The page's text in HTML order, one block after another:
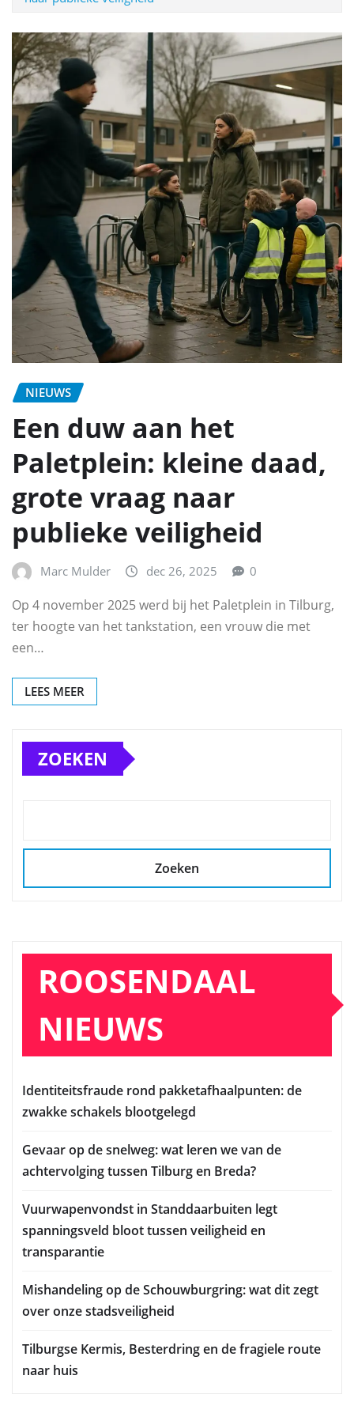
NIEUWS
Een duw aan het
Paletplein: kleine daad,
grote vraag naar
publieke veiligheid
Marc Mulder dec 26, 2025 0
Op 4 november 2025 werd bij het Paletplein in Tilburg,
ter hoogte van het tankstation, een vrouw die met
een…
LEES MEER
ZOEKEN
Zoeken
ROOSENDAAL
NIEUWS
Identiteitsfraude rond pakketafhaalpunten: de
zwakke schakels blootgelegd
Gevaar op de snelweg: wat leren we van de
achtervolging tussen Tilburg en Breda?
Vuurwapenvondst in Standdaarbuiten legt
spanningsveld bloot tussen veiligheid en
transparantie
Mishandeling op de Schouwburgring: wat dit zegt
over onze stadsveiligheid
Tilburgse Kermis, Besterdring en de fragiele route
naar huis